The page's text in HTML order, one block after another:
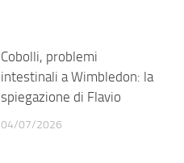
Cobolli, problemi
intestinali a Wimbledon: la
spiegazione di Flavio
04/07/2026